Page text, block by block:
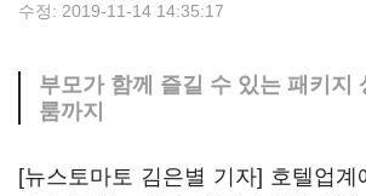
수정: 2019-11-14 14:35:17
부모가 함께 즐길 수 있는 패키지
룸까지
[뉴스토마토 김은별 기자] 호텔업계